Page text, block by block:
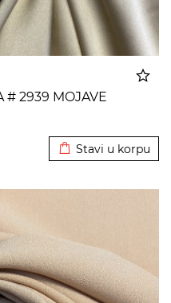
# 2939 MOJAVE
Stavi u korpu